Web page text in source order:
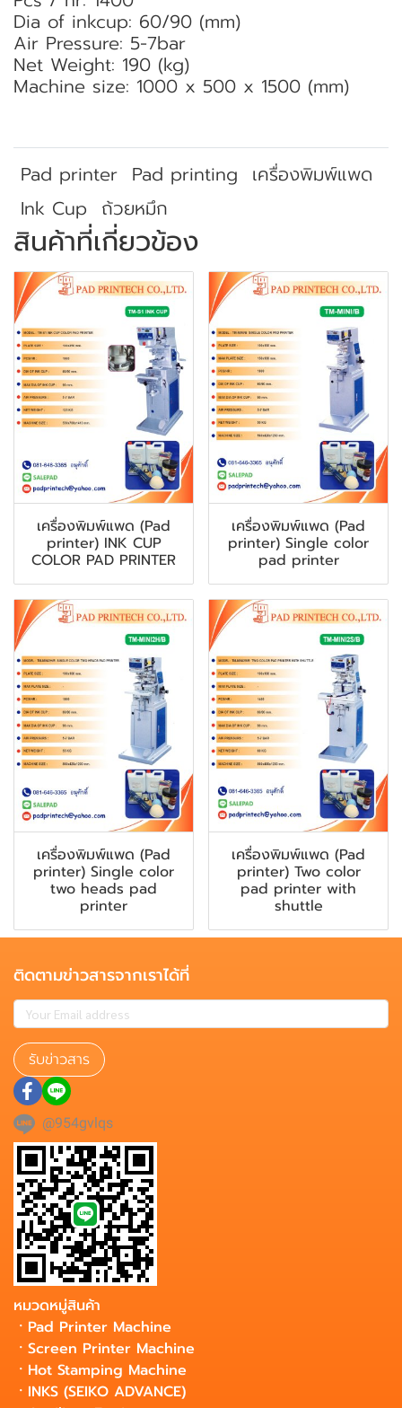
Dia of inkcup: 60/90 (mm)
Air Pressure: 5-7bar
Net Weight: 190 (kg)
Machine size: 1000 x 500 x 1500 (mm)
Pad printer Pad printing เครื่องพิมพ์แพด
Ink Cup ถ้วยหมึก
สินค้าที่เกี่ยวข้อง
เครื่องพิมพ์แพด (Pad
printer) INK CUP
COLOR PAD PRINTER
เครื่องพิมพ์แพด (Pad
printer) Single color
pad printer
เครื่องพิมพ์แพด (Pad
printer) Single color
two heads pad
printer
เครื่องพิมพ์แพด (Pad
printer) Two color
pad printer with
shuttle
ติดตามข่าวสารจากเราได้ที่
รับข่าวสาร
@954gvlqs
หมวดหมู่สินค้า
ㆍ Pad Printer Machine
ㆍ Screen Printer Machine
ㆍ Hot Stamping Machine
ㆍ INKS (SEIKO ADVANCE)